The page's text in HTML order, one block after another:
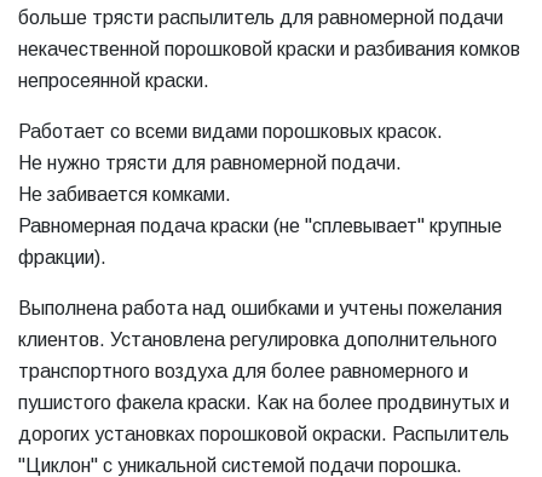
больше трясти распылитель для равномерной подачи
некачественной порошковой краски и разбивания комков
непросеянной краски.
Работает со всеми видами порошковых красок.
Не нужно трясти для равномерной подачи.
Не забивается комками.
Равномерная подача краски (не "сплевывает" крупные
фракции).
Выполнена работа над ошибками и учтены пожелания
клиентов. Установлена регулировка дополнительного
транспортного воздуха для более равномерного и
пушистого факела краски. Как на более продвинутых и
дорогих установках порошковой окраски. Распылитель
"Циклон" с уникальной системой подачи порошка.